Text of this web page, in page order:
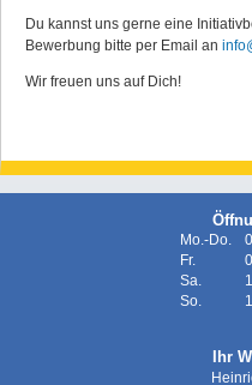
Du kannst uns gerne eine
Bewerbung bitte per Email an
Wir freuen uns auf Dich!
Mo.-Do.
Fr.
Sa.
So.
Ihr